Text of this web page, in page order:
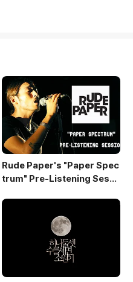
산토리니 서
하고 있다.
화와 이를 통
거움을 만끽
시제목> 명화
대중화’ 전
Rude Paper's "Paper Spec
trum" Pre-Listening Sessi